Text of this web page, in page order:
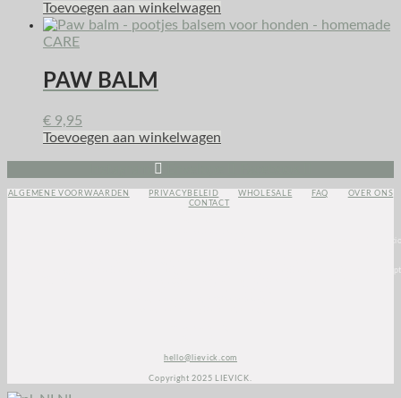
Toevoegen aan winkelwagen
CARE
PAW BALM
€ 9,95
Toevoegen aan winkelwagen
ALGEMENE VOORWAARDEN PRIVACYBELEID WHOLESALE FAQ
OVER ONS
CONTACT
hello@lievick.com
Copyright 2025 LIEVICK.